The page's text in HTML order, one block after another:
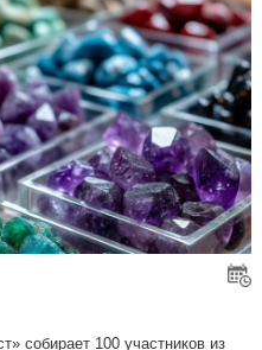
собирает 100 участников из